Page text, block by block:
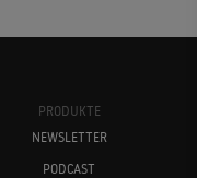
PRODUKTE
NEWSLETTER
PODCAST